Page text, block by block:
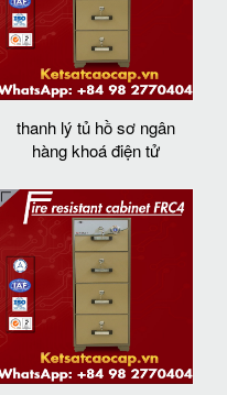
thanh lý tủ hồ sơ ngân
hàng khoá điện tử